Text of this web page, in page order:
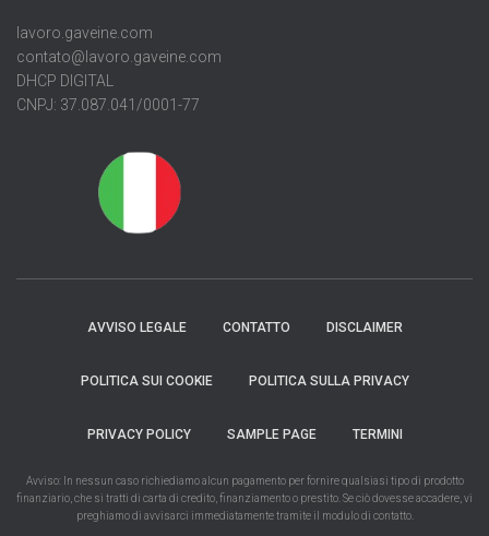
lavoro.gaveine.com
contato@lavoro.gaveine.com
DHCP DIGITAL
CNPJ: 37.087.041/0001-77
AVVISO LEGALE CONTATTO DISCLAIMER
POLITICA SUI COOKIE POLITICA SULLA PRIVACY
PRIVACY POLICY SAMPLE PAGE TERMINI
Avviso: In nessun caso richiediamo alcun pagamento per fornire qualsiasi tipo di prodotto
finanziario, che si tratti di carta di credito, finanziamento o prestito. Se ciò dovesse accadere, vi
preghiamo di avvisarci immediatamente tramite il modulo di contatto.